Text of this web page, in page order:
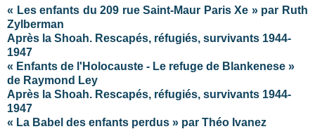
« Les enfants du 209 rue Saint-Maur Paris Xe » par Ruth
Zylberman
Après la Shoah. Rescapés, réfugiés, survivants 1944-
1947
« Enfants de l'Holocauste - Le refuge de Blankenese »
de Raymond Ley
Après la Shoah. Rescapés, réfugiés, survivants 1944-
1947
« La Babel des enfants perdus » par Théo Ivanez